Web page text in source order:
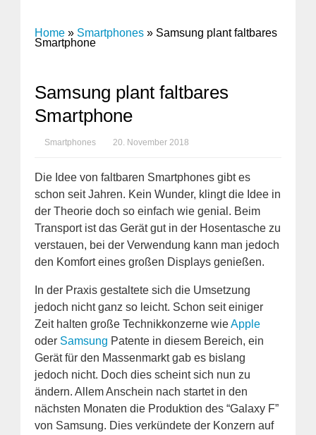
Home » Smartphones » Samsung plant faltbares
Smartphone
Samsung plant faltbares
Smartphone
Smartphones 20. November 2018
Die Idee von faltbaren Smartphones gibt es
schon seit Jahren. Kein Wunder, klingt die Idee in
der Theorie doch so einfach wie genial. Beim
Transport ist das Gerät gut in der Hosentasche zu
verstauen, bei der Verwendung kann man jedoch
den Komfort eines großen Displays genießen.
In der Praxis gestaltete sich die Umsetzung
jedoch nicht ganz so leicht. Schon seit einiger
Zeit halten große Technikkonzerne wieApple
oder Samsung Patente in diesem Bereich, ein
Gerät für den Massenmarkt gab es bislang
jedoch nicht. Doch dies scheint sich nun zu
ändern. Allem Anschein nach startet in den
nächsten Monaten die Produktion des “Galaxy F”
von Samsung. Dies verkündete der Konzern auf